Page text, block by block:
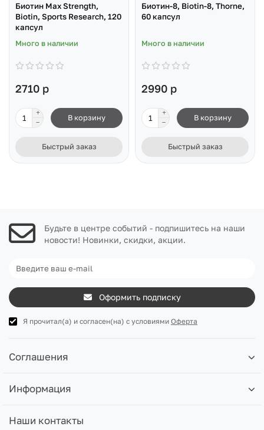
Биотин Max Strength,
Biotin, Sports Research, 120
капсул
Много в наличии
2710 р
В корзину
Быстрый заказ
Биотин-8, Biotin-8, Thorne,
60 капсул
Много в наличии
2990 р
В корзину
Быстрый заказ
Будьте в центре событий - подпишитесь на наши
новости! Новинки, скидки, акции.
Оформить подписку
Я прочитал(а) и согласен(на) с условиями Оферта
Соглашения
Информация
Наши контакты